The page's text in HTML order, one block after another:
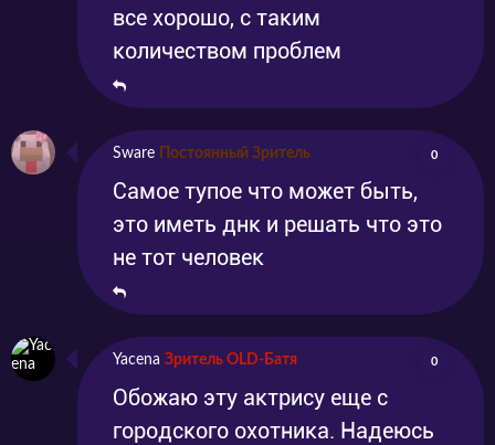
все хорошо, с таким
количеством проблем
Sware Постоянный Зритель 0
Самое тупое что может быть,
это иметь днк и решать что это
не тот человек
Yacena Зритель OLD-Батя 0
Обожаю эту актрису еще с
городского охотника. Надеюсь